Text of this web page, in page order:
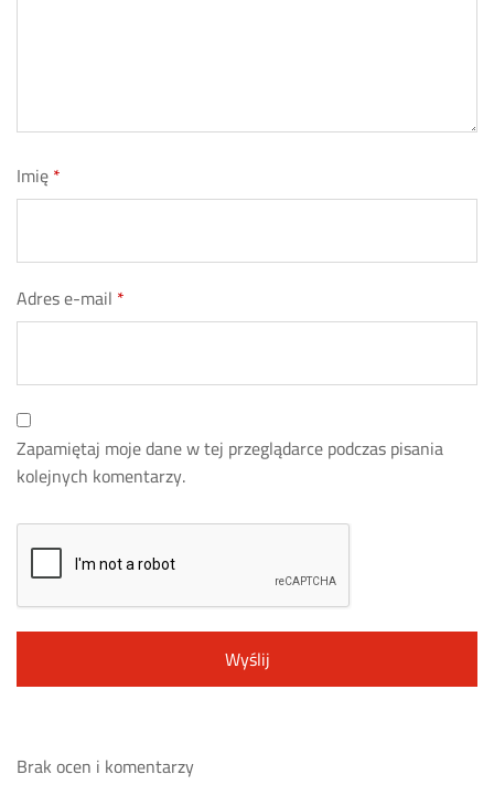
Imię*
Adres e-mail *
Zapamiętaj moje dane w tej przeglądarce podczas pisania
kolejnych komentarzy.
Brak ocen i komentarzy